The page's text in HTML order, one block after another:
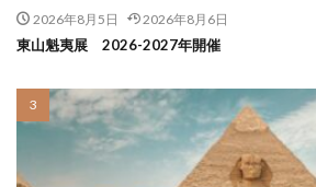
2026年8月5日 2026年8月6日
東山魁夷展 2026-2027年開催